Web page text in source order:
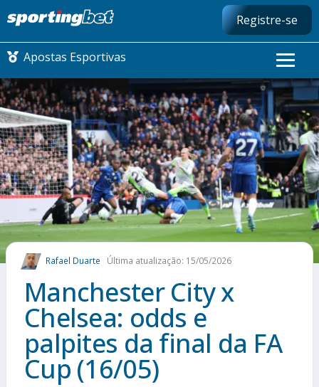
Registre-se
Apostas Esportivas
CONMEBOL LIBERTADORES
FUTEBOL NACIONAL
FUTEBOL INTERNACIONAL
COMO APOSTAR
MAIS ESPORTES
Rafael Duarte Última atualização: 15/05/2026
Manchester City x
Chelsea: odds e
palpites da final da FA
Cup (16/05)